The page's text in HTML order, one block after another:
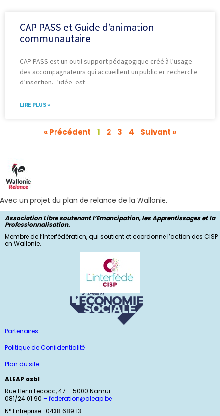
CAP PASS et Guide d’animation
communautaire
CAP PASS est un outil-support pédagogique créé à l’usage
des accompagnateurs qui accueillent un public en recherche
d’insertion. L’idée est
LIRE PLUS »
« Précédent 1 2 3 4 Suivant »
Avec un projet du plan de relance de la Wallonie.
Association Libre soutenant l’Emancipation, les Apprentissages et la
Professionnalisation.
Membre de l’Interfédération, qui soutient et coordonne l’action des CISP
en Wallonie.
Partenaires
Politique de Confidentialité
Plan du site
ALEAP asbl
Rue Henri Lecocq, 47 – 5000 Namur
081/24 01 90 –federation@aleap.be
N° Entreprise : 0438 689 131